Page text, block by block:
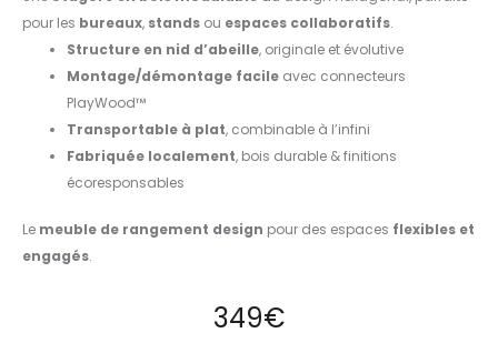
pour les bureaux, stands ou espaces collaboratifs.
Structure en nid d’abeille, originale et évolutive
Montage/démontage facile avec connecteurs
PlayWood™
Transportable à plat, combinable à l’infini
Fabriquée localement, bois durable & finitions
écoresponsables
Le meuble de rangement design pour des espaces flexibles et
engagés.
349€